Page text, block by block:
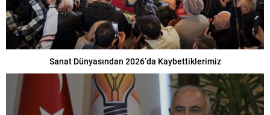
Sanat Dünyasından 2026’da Kaybettiklerimiz